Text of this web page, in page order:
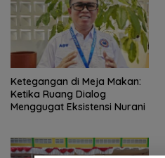
Ketegangan di Meja Makan:
Ketika Ruang Dialog
Menggugat Eksistensi Nurani